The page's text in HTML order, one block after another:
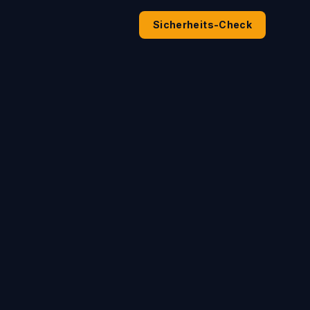
Sicherheits-Check